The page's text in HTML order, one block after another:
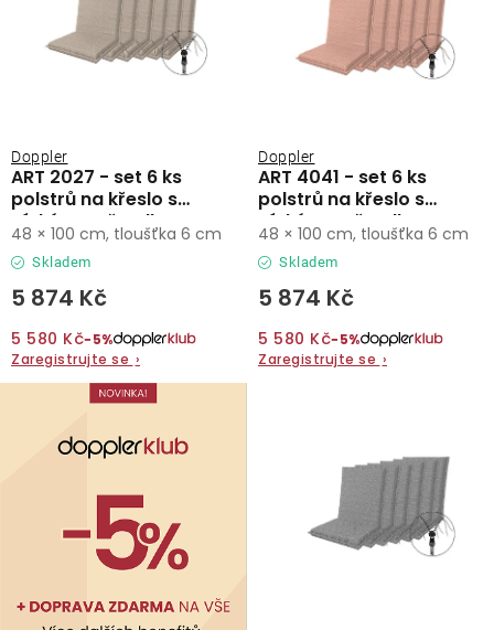
ART 2027 - set 6 ks
polstrů na křeslo s
nízkým opěradlem
Doppler
Skladem
5 874 Kč
5 580 Kč−5%
Zaregistrujte se ›
48 × 100 cm, tloušťka 6 cm
ART 4041 - set 6 ks
polstrů na křeslo s
nízkým opěradlem
Doppler
Skladem
5 874 Kč
5 580 Kč−5%
Zaregistrujte se ›
48 × 100 cm, tloušťka 6 cm